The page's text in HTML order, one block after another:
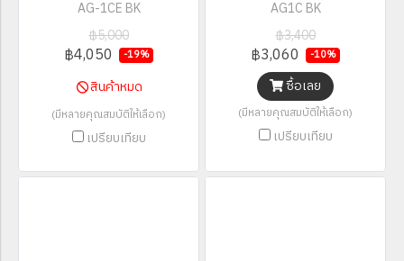
AG-1CE BK
฿5,000
฿4,050 -19%
สินค้าหมด
(มีหลายคุณสมบัติให้เลือก)
เปรียบเทียบ
AG1C BK
฿3,400
฿3,060 -10%
ซื้อเลย
(มีหลายคุณสมบัติให้เลือก)
เปรียบเทียบ